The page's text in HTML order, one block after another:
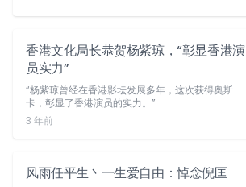
香港文化局长恭贺杨紫琼，“彰显香港演
员实力”
“杨紫琼曾经在香港影坛发展多年，这次获得奥斯
卡，彰显了香港演员的实力。”
3 年前
风雨任平生丶一生爱自由：悼念倪匡